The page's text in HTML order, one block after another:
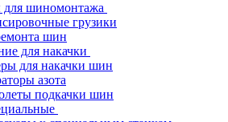
шиномонтажа
грузики
шин
для накачки
для накачки шин
азота
подкачки шин